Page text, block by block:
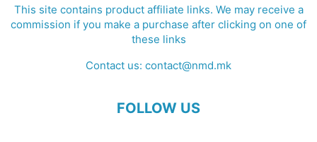
This site contains product affiliate links. We may receive a
commission if you make a purchase after clicking on one of
these links
Contact us: contact@nmd.mk
FOLLOW US